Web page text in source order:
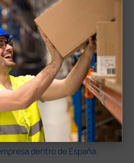
poco caro los portes y el
bastante mas barato que en
Pero el envío cuesta más
dentro de España.